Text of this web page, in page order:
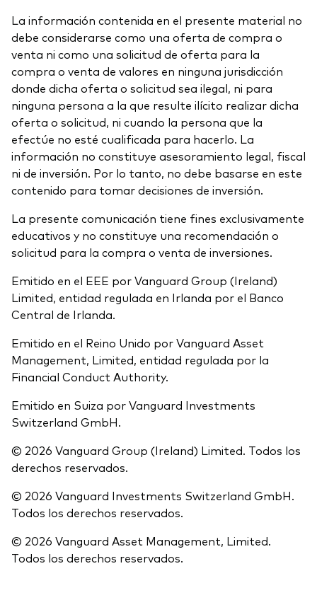
La información contenida en el presente material no
debe considerarse como una oferta de compra o
venta ni como una solicitud de oferta para la
compra o venta de valores en ninguna jurisdicción
donde dicha oferta o solicitud sea ilegal, ni para
ninguna persona a la que resulte ilícito realizar dicha
oferta o solicitud, ni cuando la persona que la
efectúe no esté cualificada para hacerlo. La
información no constituye asesoramiento legal, fiscal
ni de inversión. Por lo tanto, no debe basarse en este
contenido para tomar decisiones de inversión.
La presente comunicación tiene fines exclusivamente
educativos y no constituye una recomendación o
solicitud para la compra o venta de inversiones.
Emitido en el EEE por Vanguard Group (Ireland)
Limited, entidad regulada en Irlanda por el Banco
Central de Irlanda.
Emitido en el Reino Unido por Vanguard Asset
Management, Limited, entidad regulada por la
Financial Conduct Authority.
Emitido en Suiza por Vanguard Investments
Switzerland GmbH.
© 2026 Vanguard Group (Ireland) Limited. Todos los
derechos reservados.
© 2026 Vanguard Investments Switzerland GmbH.
Todos los derechos reservados.
© 2026 Vanguard Asset Management, Limited.
Todos los derechos reservados.